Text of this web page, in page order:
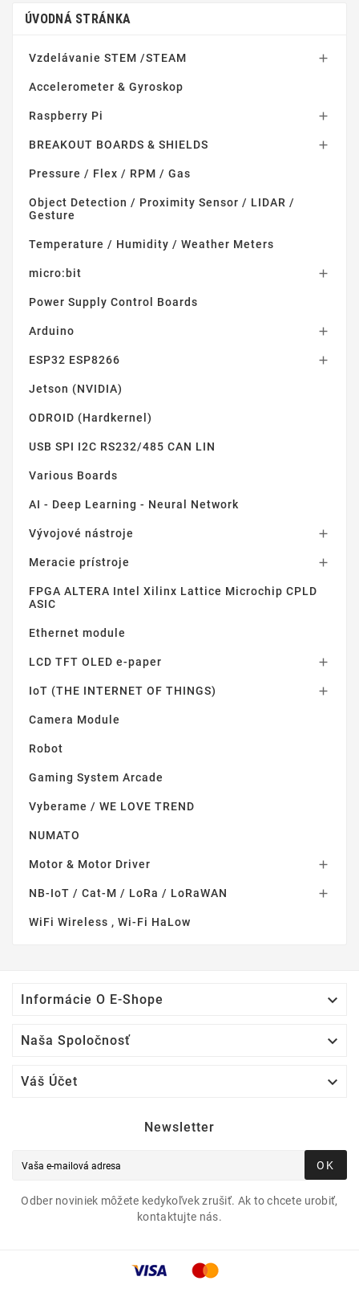
ÚVODNÁ STRÁNKA
Vzdelávanie STEM /STEAM 
Accelerometer & Gyroskop
Raspberry Pi 
BREAKOUT BOARDS & SHIELDS 
Pressure / Flex / RPM / Gas
Object Detection / Proximity Sensor / LIDAR /
Gesture
Temperature / Humidity / Weather Meters
micro:bit 
Power Supply Control Boards
Arduino 
ESP32 ESP8266 
Jetson (NVIDIA)
ODROID (Hardkernel)
USB SPI I2C RS232/485 CAN LIN
Various Boards
AI - Deep Learning - Neural Network
Vývojové nástroje 
Meracie prístroje 
FPGA ALTERA Intel Xilinx Lattice Microchip CPLD
ASIC
Ethernet module
LCD TFT OLED e-paper 
IoT (THE INTERNET OF THINGS) 
Camera Module
Robot
Gaming System Arcade
Vyberame / WE LOVE TREND
NUMATO
Motor & Motor Driver 
NB-IoT / Cat-M / LoRa / LoRaWAN 
WiFi Wireless , Wi-Fi HaLow
Informácie O E-Shope 
Naša Spoločnosť 
Váš Účet 
Newsletter
OK
Odber noviniek môžete kedykoľvek zrušiť. Ak to chcete urobiť,
kontaktujte nás.